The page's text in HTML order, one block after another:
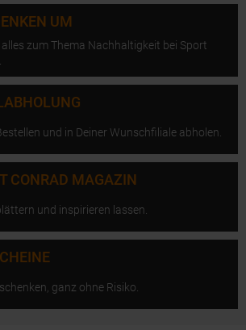
UM
zum Thema Nachhaltigkeit bei Sport
und in Deiner Wunschfiliale abholen.
CONRAD MAGAZIN
und inspirieren lassen.
ganz ohne Risiko.